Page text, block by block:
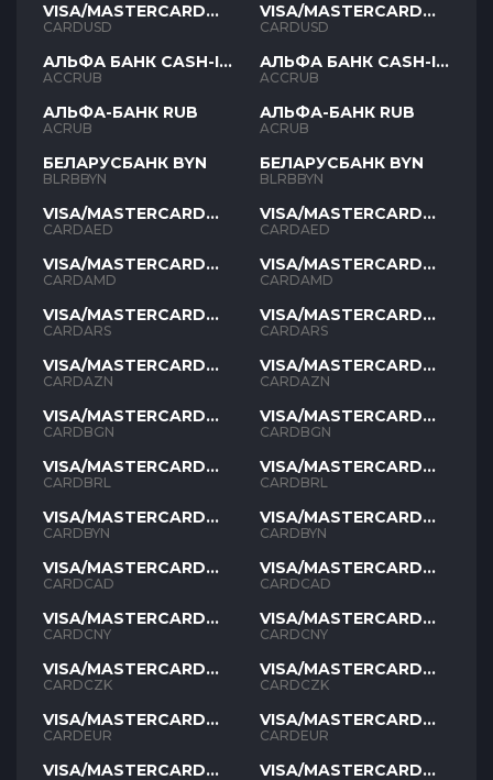
VISA/MASTERCARD
USD
CARDUSD
АЛЬФА БАНК CASH-IN
RUB
ACCRUB
АЛЬФА-БАНК RUB
ACRUB
БЕЛАРУСБАНК BYN
BLRBBYN
VISA/MASTERCARD
AED
CARDAED
VISA/MASTERCARD
AMD
CARDAMD
VISA/MASTERCARD
ARS
CARDARS
VISA/MASTERCARD
AZN
CARDAZN
VISA/MASTERCARD
BGN
CARDBGN
VISA/MASTERCARD
BRL
CARDBRL
VISA/MASTERCARD
BYN
CARDBYN
VISA/MASTERCARD
CAD
CARDCAD
VISA/MASTERCARD
CNY
CARDCNY
VISA/MASTERCARD
CZK
CARDCZK
VISA/MASTERCARD
EUR
CARDEUR
VISA/MASTERCARD
VISA/MASTERCARD
USD
CARDUSD
АЛЬФА БАНК CASH-IN
RUB
ACCRUB
АЛЬФА-БАНК RUB
ACRUB
БЕЛАРУСБАНК BYN
BLRBBYN
VISA/MASTERCARD
AED
CARDAED
VISA/MASTERCARD
AMD
CARDAMD
VISA/MASTERCARD
ARS
CARDARS
VISA/MASTERCARD
AZN
CARDAZN
VISA/MASTERCARD
BGN
CARDBGN
VISA/MASTERCARD
BRL
CARDBRL
VISA/MASTERCARD
BYN
CARDBYN
VISA/MASTERCARD
CAD
CARDCAD
VISA/MASTERCARD
CNY
CARDCNY
VISA/MASTERCARD
CZK
CARDCZK
VISA/MASTERCARD
EUR
CARDEUR
VISA/MASTERCARD